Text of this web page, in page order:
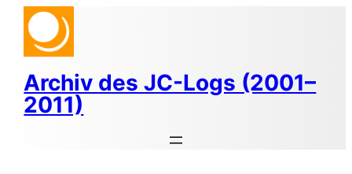
Zum
Inhalt
springen
Archiv des JC-Logs (2001–
2011)